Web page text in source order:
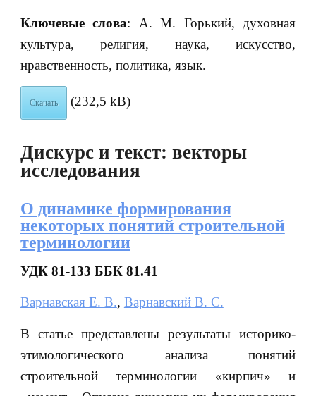
Ключевые слова: А. М. Горький, духовная
культура, религия, наука, искусство,
нравственность, политика, язык.
Скачать (232,5 kB)
Дискурс и текст: векторы
исследования
О динамике формирования
некоторых понятий строительной
терминологии
УДК 81-133 ББК 81.41
Варнавская Е. В., Варнавский В. С.
В статье представлены результаты историко-
этимологического анализа понятий
строительной терминологии «кирпич» и